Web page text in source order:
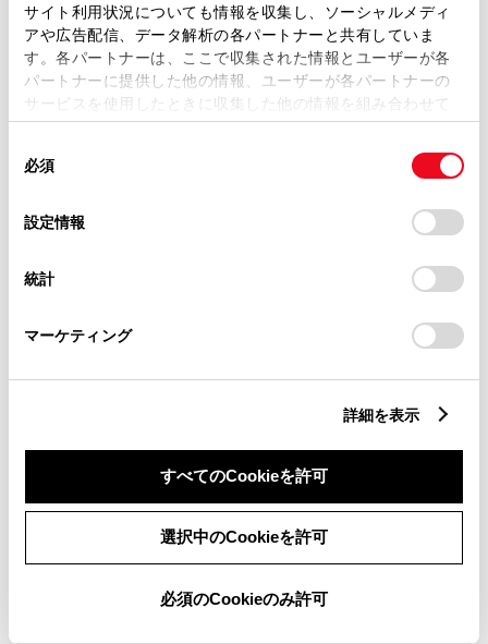
サイト利用状況についても情報を収集し、ソーシャルメディ
アや広告配信、データ解析の各パートナーと共有していま
す。各パートナーは、ここで収集された情報とユーザーが各
パートナーに提供した他の情報、ユーザーが各パートナーの
サービスを使用したときに収集した他の情報を組み合わせて
使用することがあります。当ウェブサイトの使用を続行する
デバイスにすべてのCookie(クッキー)が保存されることに同
意したことになります。Cookie(クッキー)のオプトアウト、
設定の変更、同意を撤回したりするにあたっては、当社の
「Cookie（クッキー）情報の取り扱いについて
」をご覧くだ
必須
設定情報
統計
マーケティング
詳細を表示
すべてのCookieを許可
選択中のCookieを許可
必須のCookieのみ許可
室内長×室内幅× 室内高
1820 × 1415 ×1150mm
車両重量
960kg
装備・オプション
ールベースが左右で数値が異なる場合がございます。
エンジン仕様により、×2の表記がしてある場合がございます。（ロータリーエンジ